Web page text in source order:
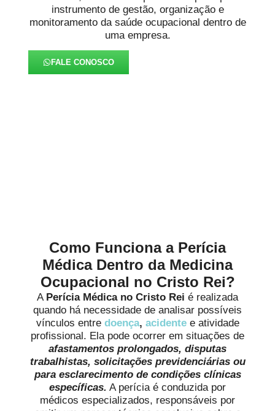
instrumento de gestão, organização e
monitoramento da saúde ocupacional dentro de
uma empresa.
FALE CONOSCO
Como Funciona a Perícia
Médica Dentro da Medicina
Ocupacional no Cristo Rei?
A Perícia Médica no Cristo Rei é realizada
quando há necessidade de analisar possíveis
vínculos entre doença, acidentee atividade
profissional. Ela pode ocorrer em situações de
afastamentos prolongados, disputas
trabalhistas, solicitações previdenciárias ou
para esclarecimento de condições clínicas
específicas. A perícia é conduzida por
médicos especializados, responsáveis por